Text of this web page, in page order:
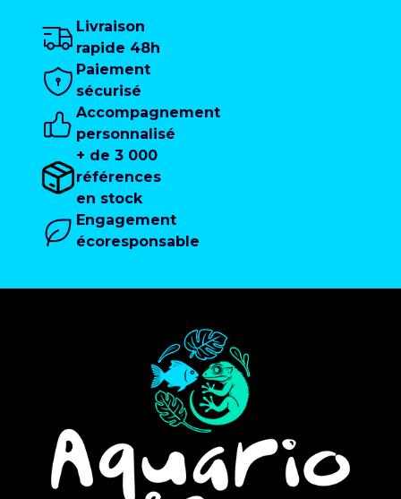
Livraison
rapide 48h
Paiement
sécurisé
Accompagnement
personnalisé
+ de 3 000
références
en stock
Engagement
écoresponsable